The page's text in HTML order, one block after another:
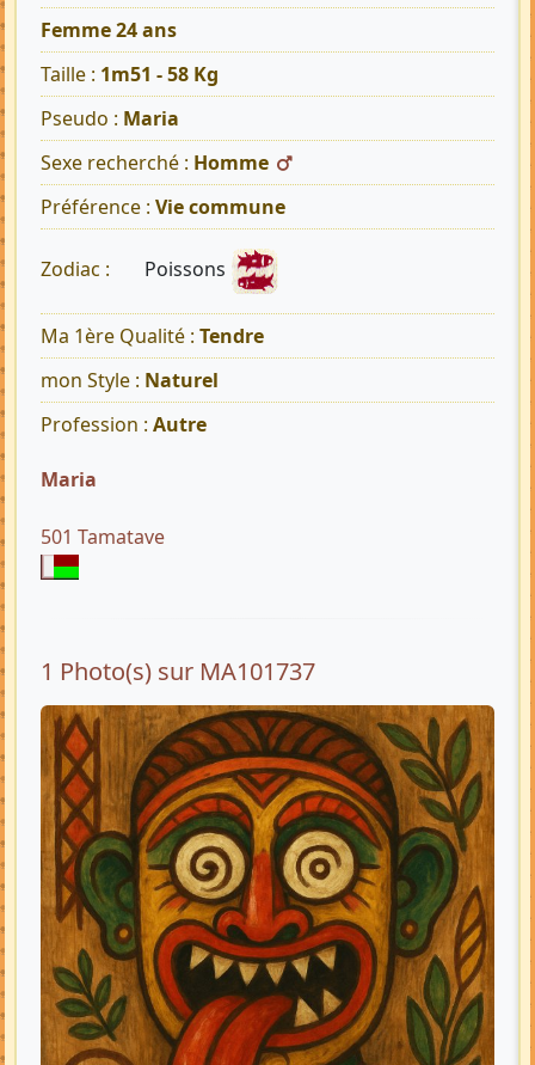
Femme 24 ans
Taille : 1m51 - 58 Kg
Pseudo : Maria
Sexe recherché : Homme
Préférence : Vie commune
Zodiac : Poissons
Ma 1ère Qualité : Tendre
mon Style : Naturel
Profession : Autre
Maria
501 Tamatave
1 Photo(s) sur MA101737